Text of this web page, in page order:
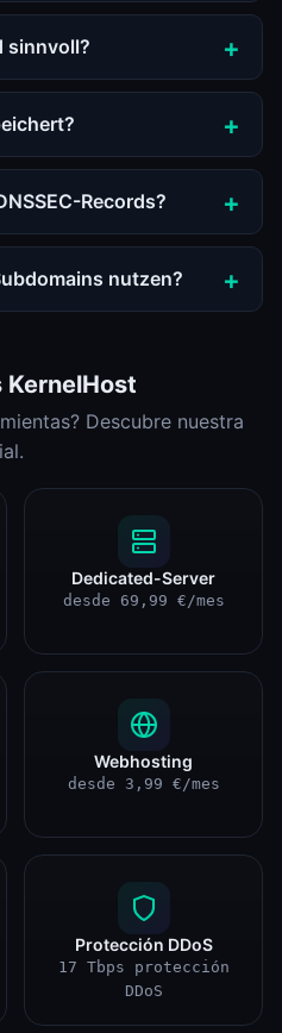
sinnvoll?
Records?
nutzen?
KernelHost
Descubre nuestra
Dedicated-Server
desde 69,99 €/mes
Webhosting
desde 3,99 €/mes
Protección DDoS
17 Tbps protección
DDoS